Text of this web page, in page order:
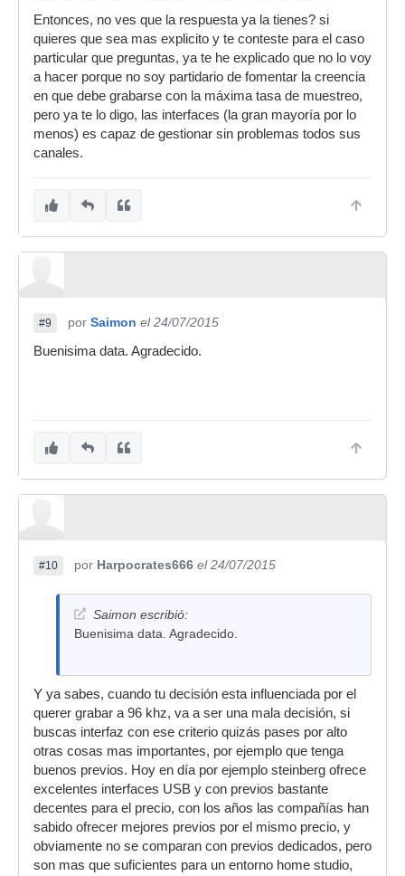
Entonces, no ves que la respuesta ya la tienes? si
quieres que sea mas explicito y te conteste para el caso
particular que preguntas, ya te he explicado que no lo voy
a hacer porque no soy partidario de fomentar la creencia
en que debe grabarse con la máxima tasa de muestreo,
pero ya te lo digo, las interfaces (la gran mayoría por lo
menos) es capaz de gestionar sin problemas todos sus
canales.
#9 por Saimon el 24/07/2015
Buenisima data. Agradecido.
#10 por Harpocrates666 el 24/07/2015
Saimon escribió:
Buenisima data. Agradecido.
Y ya sabes, cuando tu decisión esta influenciada por el
querer grabar a 96 khz, va a ser una mala decisión, si
buscas interfaz con ese criterio quizás pases por alto
otras cosas mas importantes, por ejemplo que tenga
buenos previos. Hoy en día por ejemplo steinberg ofrece
excelentes interfaces USB y con previos bastante
decentes para el precio, con los años las compañías han
sabido ofrecer mejores previos por el mismo precio, y
obviamente no se comparan con previos dedicados, pero
son mas que suficientes para un entorno home studio,